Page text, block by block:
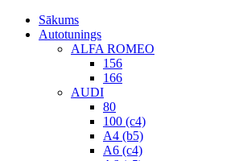
Sākums
Autotunings
ALFA ROMEO
156
166
AUDI
80
100 (c4)
A4 (b5)
A6 (c4)